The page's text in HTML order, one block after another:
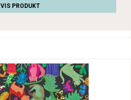
VIS PRODUKT